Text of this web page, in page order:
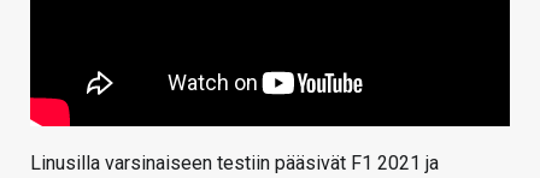
Linusilla varsinaiseen testiin pääsivät F1 2021 ja